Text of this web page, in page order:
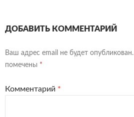
ДОБАВИТЬ КОММЕНТАРИЙ
Ваш адрес email не будет опубликован.
помечены *
Комментарий *